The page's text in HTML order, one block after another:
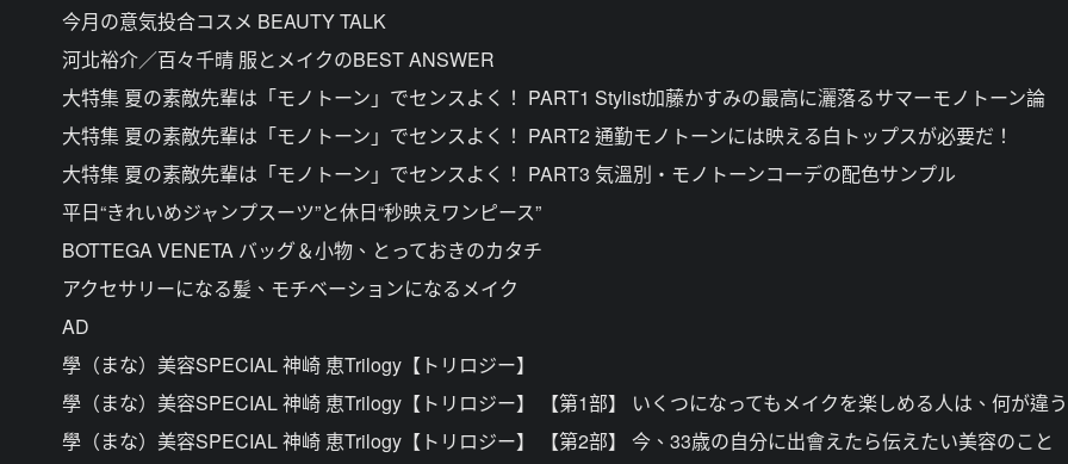
今月の意気投合コスメ BEAUTY TALK
河北裕介／百々千晴 服とメイクのBEST ANSWER
大特集 夏の素敵先輩は「モノトーン」でセンスよく！ PART1 Stylist加藤かすみの最高に灑落るサマーモノトーン論
大特集 夏の素敵先輩は「モノトーン」でセンスよく！ PART2 通勤モノトーンには映える白トップスが必要だ！
大特集 夏の素敵先輩は「モノトーン」でセンスよく！ PART3 気溫別・モノトーンコーデの配色サンプル
平日“きれいめジャンプスーツ”と休日“秒映えワンピース”
BOTTEGA VENETA バッグ＆小物、とっておきのカタチ
アクセサリーになる髪、モチベーションになるメイク
AD
學（まな）美容SPECIAL 神崎 恵Trilogy【トリロジー】
學（まな）美容SPECIAL 神崎 恵Trilogy【トリロジー】 【第1部】 いくつになってもメイクを楽しめる人は、何が違
學（まな）美容SPECIAL 神崎 恵Trilogy【トリロジー】 【第2部】 今、33歳の自分に出會えたら伝えたい美容のこと